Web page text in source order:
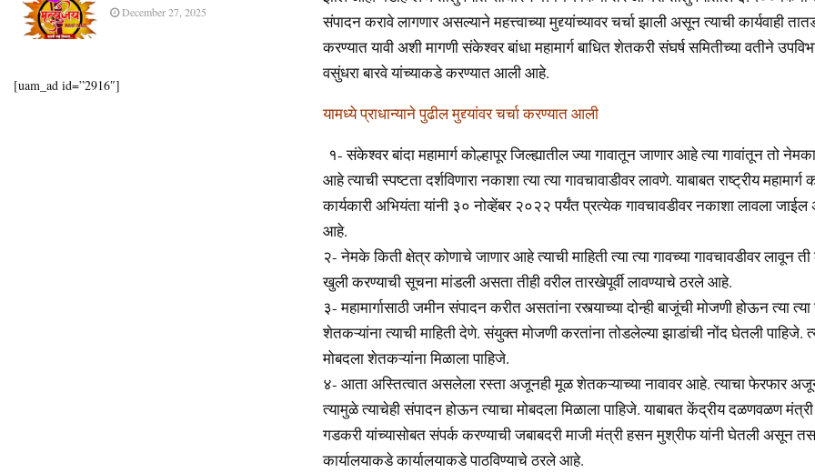
संपादन करावे लागणार असल्याने महत्त्वाच्या मुद्द्यांच्यावर चर्चा झाली असून त्याची कार्यवाही
करण्यात यावी अशी मागणी संकेश्वर बांधा महामार्ग बाधित शेतकरी संघर्ष समितीच्या वतीने
वसुंधरा बारवे यांच्याकडे करण्यात आली आहे.
यामध्ये प्राधान्याने पुढील मुद्द्यांवर चर्चा करण्यात आली
१- संकेश्वर बांदा महामार्ग कोल्हापूर जिल्ह्यातील ज्या गावातून जाणार आहे त्या गावांतून तो
आहे त्याची स्पष्टता दर्शविणारा नकाशा त्या त्या गावचावाडीवर लावणे. याबाबत राष्ट्रीय महामार्ग
कार्यकारी अभियंता यांनी ३० नोव्हेंबर २०२२ पर्यंत प्रत्येक गावचावडीवर नकाशा लावला
आहे.
२- नेमके किती क्षेत्र कोणाचे जाणार आहे त्याची माहिती त्या त्या गावच्या गावचावडीवर लावून ती
खुली करण्याची सूचना मांडली असता तीही वरील तारखेपूर्वी लावण्याचे ठरले आहे.
३- महामार्गासाठी जमीन संपादन करीत असतांना रस्त्याच्या दोन्ही बाजूंची मोजणी होऊन त्या
शेतकऱ्यांना त्याची माहिती देणे. संयुक्त मोजणी करतांना तोडलेल्या झाडांची नोंद घेतली पाहिजे.
मोबदला शेतकऱ्यांना मिळाला पाहिजे.
४- आता अस्तित्वात असलेला रस्ता अजूनही मूळ शेतकऱ्याच्या नावावर आहे. त्याचा फेरफार
त्यामुळे त्याचेही संपादन होऊन त्याचा मोबदला मिळाला पाहिजे. याबाबत केंद्रीय दळणवळण
गडकरी यांच्यासोबत संपर्क करण्याची जबाबदरी माजी मंत्री हसन मुश्रीफ यांनी घेतली असून तसा
कार्यालयाकडे कार्यालयाकडे पाठविण्याचे ठरले आहे.
December 27, 2025
[uam_ad id=”2916″]